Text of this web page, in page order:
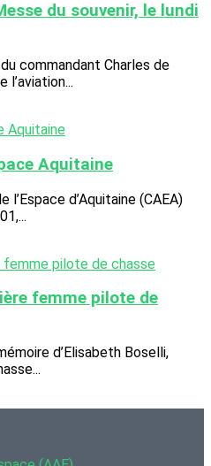
du souvenir, le lundi
commandant Charles de
l’aviation...
Aquitaine
l’Espace d’Aquitaine (CAEA)
femme pilote de
d’Elisabeth Boselli,